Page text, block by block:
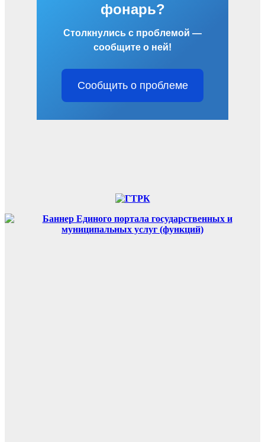
фонарь?
Столкнулись с проблемой —
сообщите о ней!
Сообщить о проблеме